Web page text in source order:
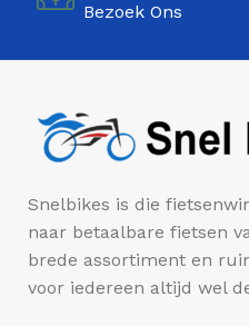
Bezoek Ons
Snelbikes is die
naar betaalbare fietsen
brede assortiment en
voor iedereen altijd wel